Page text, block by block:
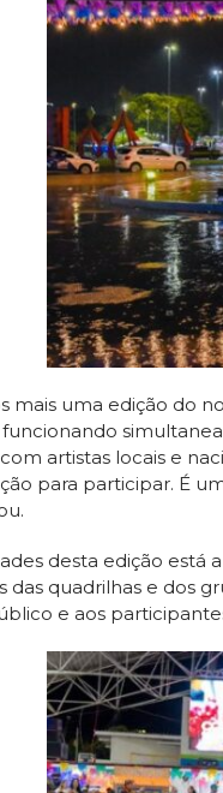
mais uma edição do
artistas locais e
para participar. É
desta edição está
das quadrilhas e dos
e aos